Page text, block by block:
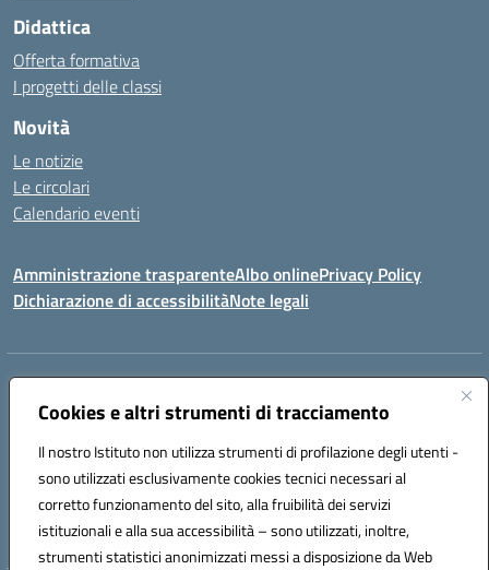
Cookies e altri strumenti di tracciamento
Il nostro Istituto non utilizza strumenti di profilazione degli utenti -
sono utilizzati esclusivamente cookies tecnici necessari al
corretto funzionamento del sito, alla fruibilità dei servizi
istituzionali e alla sua accessibilità – sono utilizzati, inoltre,
strumenti statistici anonimizzati messi a disposizione da Web
Didattica
Offerta formativa
I progetti delle classi
Novità
Le notizie
Le circolari
Calendario eventi
Amministrazione trasparenteAlbo onlinePrivacy Policy
Dichiarazione di accessibilitàNote legali
Indirizzo:
Centralino:0923993485 Email:tpic84500v@istruzione.it
Codice fiscale: 91039050819
Codice meccanografico:
tpic84500v
Codice unico di fatturazione (CUF): JZDXRK